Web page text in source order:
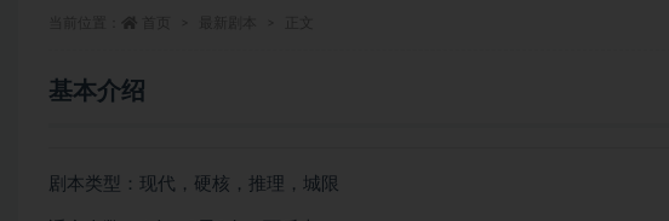
基本介绍
剧本类型：现代，硬核，推理，城限